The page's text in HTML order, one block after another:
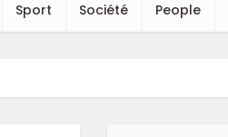
Sport Société People